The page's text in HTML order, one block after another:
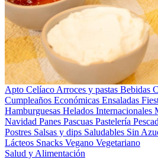
Apto Celíaco Arroces y pastas Bebidas
Cumpleaños Económicas Ensaladas
Hamburguesas Helados Internacionales
Navidad Panes Pascuas Pastelería
Postres Salsas y dips Saludables Sin
Lácteos Snacks Vegano Vegetariano
Salud y Alimentación